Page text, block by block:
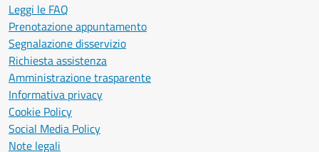
Leggi le FAQ
Prenotazione appuntamento
Segnalazione disservizio
Richiesta assistenza
Amministrazione trasparente
Informativa privacy
Cookie Policy
Social Media Policy
Note legali